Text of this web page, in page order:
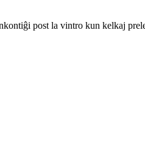
post la vintro kun kelkaj